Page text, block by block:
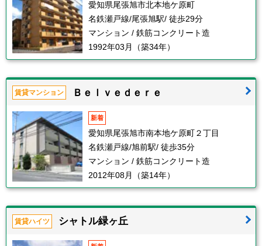
愛知県尾張旭市北本地ケ原町
名鉄瀬戸線/尾張旭駅/ 徒歩29分
マンション / 鉄筋コンクリート造
1992年03月（築34年）
賃貸マンション Ｂｅｌｖｅｄｅｒｅ
新着
愛知県尾張旭市南本地ケ原町２丁目
名鉄瀬戸線/旭前駅/ 徒歩35分
マンション / 鉄筋コンクリート造
2012年08月（築14年）
賃貸ハイツ シャトル緑ヶ丘